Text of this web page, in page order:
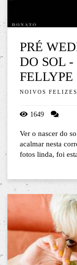
PRÉ
DO SOL
FELLYPE
NOIVOS FELIZES
1649
Ver o nascer do
acalmar nesta
fotos linda, foi